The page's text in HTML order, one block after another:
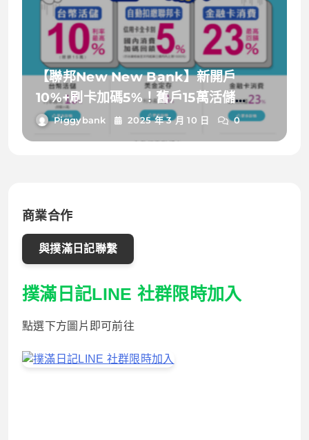
【聯邦New New Bank】新開戶
10%+刷卡加碼5%！舊戶15萬活儲
2%~4%；聯邦吉鶴卡/聯邦幸福M卡/聯
邦賴點卡/聯邦LINE BANK卡/聯邦綠卡
Piggybank 2025 年 3 月 10 日 0
商業合作
與撲滿日記聯繫
撲滿日記LINE 社群限時加入
點選下方圖片即可前往